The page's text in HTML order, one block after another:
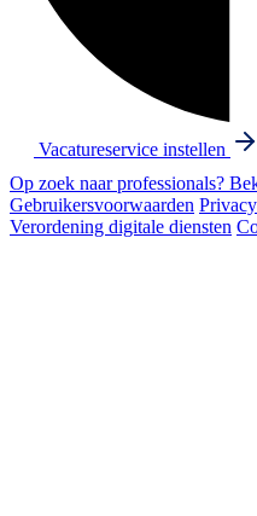
Vacatureservice instellen
Op zoek naar professionals?
Gebruikersvoorwaarden
Verordening digitale diensten